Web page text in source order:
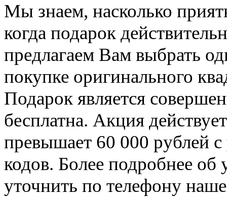
Мы знаем, насколько
когда подарок
предлагаем Вам выбрать
покупке оригинального
Подарок является
бесплатна. Акция
превышает 60 000 рублей
кодов. Более подробнее
уточнить по телефону